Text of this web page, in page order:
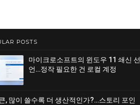
POSTS
마이크로소프트의 윈도우 11 쇄신 선
언…정작 필요한 건 로컬 계정
, 많이 쓸수록 더 생산적인가?…스토리 포인